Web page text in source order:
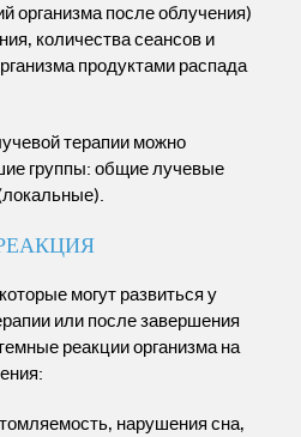
организма после облучения)
количества сеансов и
продуктами распада
терапии можно
группы: общие лучевые
могут развиться у
или после завершения
реакции организма на
нарушения сна,